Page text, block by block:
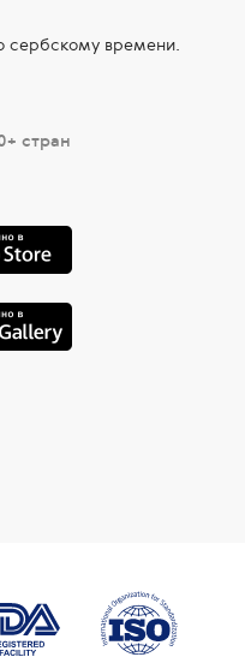
сербскому времени.
стран